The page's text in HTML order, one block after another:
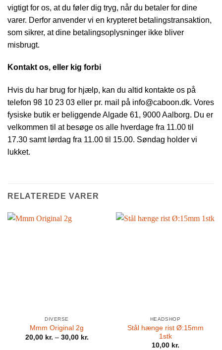
vigtigt for os, at du føler dig tryg, når du betaler for dine
varer. Derfor anvender vi en krypteret betalingstransaktion,
som sikrer, at dine betalingsoplysninger ikke bliver
misbrugt.
Kontakt os, eller kig forbi
Hvis du har brug for hjælp, kan du altid kontakte os på
telefon 98 10 23 03 eller pr. mail på info@caboon.dk. Vores
fysiske butik er beliggende Algade 61, 9000 Aalborg. Du er
velkommen til at besøge os alle hverdage fra 11.00 til
17.30 samt lørdag fra 11.00 til 15.00. Søndag holder vi
lukket.
RELATEREDE VARER
DIVERSE
Mmm Original 2g
20,00 kr. – 30,00 kr.
HEADSHOP
Stål hænge rist Ø:15mm
1stk
10,00 kr.